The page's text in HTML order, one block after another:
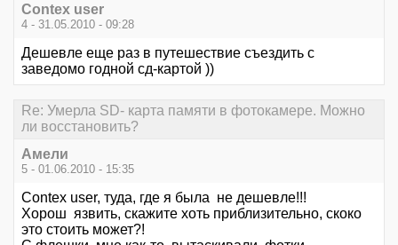
Contex user
4 - 31.05.2010 - 09:28
Дешевле еще раз в путешествие съездить с
заведомо годной сд-картой ))
Re: Умерла SD- карта памяти в фотокамере. Можно
ли восстановить?
Амели
5 - 01.06.2010 - 15:35
Contex user, туда, где я была не дешевле!!!
Хорош язвить, скажите хоть приблизительно, скоко
это стоить может?!